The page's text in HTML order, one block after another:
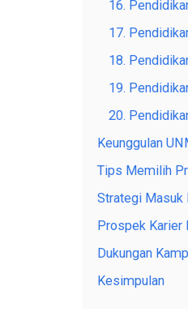
16.
17.
18.
19.
20.
Keunggulan
Tips Memilih
Strategi Masuk
Prospek Karier
Dukungan
Kesimpulan